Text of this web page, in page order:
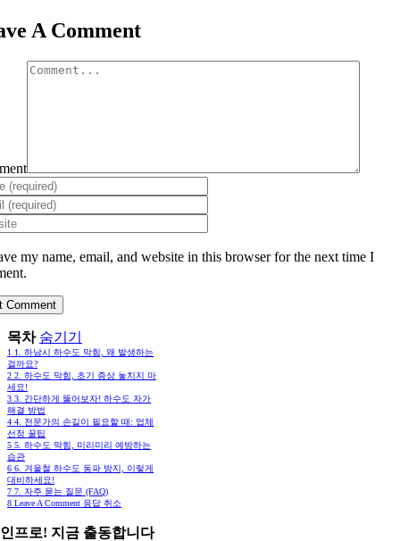
A Comment
my name, email, and website in this browser for the next time I
목차 숨기기
1 1. 하남시 하수도 막힘, 왜 발생하는
걸까요?
2 2. 하수도 막힘, 초기 증상 놓치지 마
세요!
3 3. 간단하게 뚫어보자! 하수도 자가
해결 방법
4 4. 전문가의 손길이 필요할 때: 업체
선정 꿀팁
5 5. 하수도 막힘, 미리미리 예방하는
습관
6 6. 겨울철 하수도 동파 방지, 이렇게
대비하세요!
7 7. 자주 묻는 질문 (FAQ)
8 Leave A Comment 응답 취소
프로! 지금 출동합니다